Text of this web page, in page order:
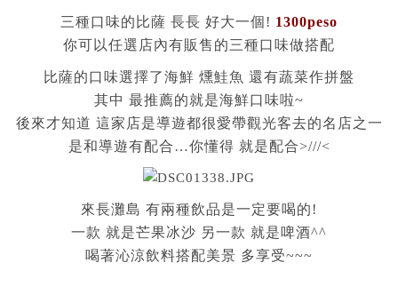
三種口味的比薩 長長 好大一個! 1300peso
你可以任選店內有販售的三種口味做搭配
比薩的口味選擇了海鮮 燻鮭魚 還有蔬菜作拼盤
其中 最推薦的就是海鮮口味啦~
後來才知道 這家店是導遊都很愛帶觀光客去的名店之一
是和導遊有配合…你懂得 就是配合>///<
來長灘島 有兩種飲品是一定要喝的!
一款 就是芒果冰沙 另一款 就是啤酒^^
喝著沁涼飲料搭配美景 多享受~~~